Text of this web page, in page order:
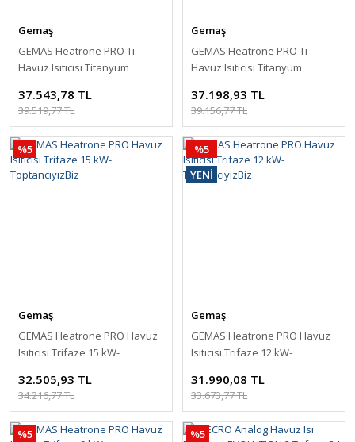
Gemaş
GEMAS Heatrone PRO Ti
Havuz Isıtıcısı Titanyum
37.543,78 TL
39.519,77 TL
Gemaş
GEMAS Heatrone PRO Ti
Havuz Isıtıcısı Titanyum
37.198,93 TL
39.156,77 TL
%5
Gemaş
GEMAS Heatrone PRO Havuz
Isıtıcısı Trifaze 15 kW-
32.505,93 TL
34.216,77 TL
%5
YENİ
Gemaş
GEMAS Heatrone PRO Havuz
Isıtıcısı Trifaze 12 kW-
31.990,08 TL
33.673,77 TL
%5 %5